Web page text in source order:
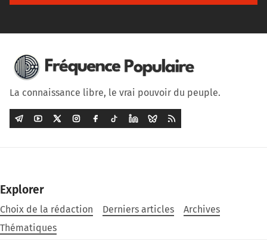
La connaissance libre, le vrai pouvoir du peuple.
Explorer
Choix de la rédaction Derniers articles
Archives
Thématiques